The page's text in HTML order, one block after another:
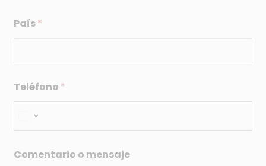
T
o
n
e
n
País*
Teléfono *
Comentario o mensaje